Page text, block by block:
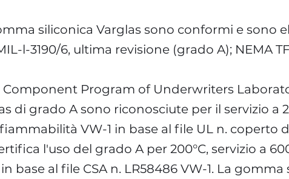
siliconica Varglas sono conformi e sono
l-3190/6, ultima revisione (grado A); NEMA
Program of Underwriters
di grado A sono riconosciute per il servizio a
VW-1 in base al file UL n. coperto
l'uso del grado A per 200°C, servizio a
base al file CSA n. LR58486 VW-1. La